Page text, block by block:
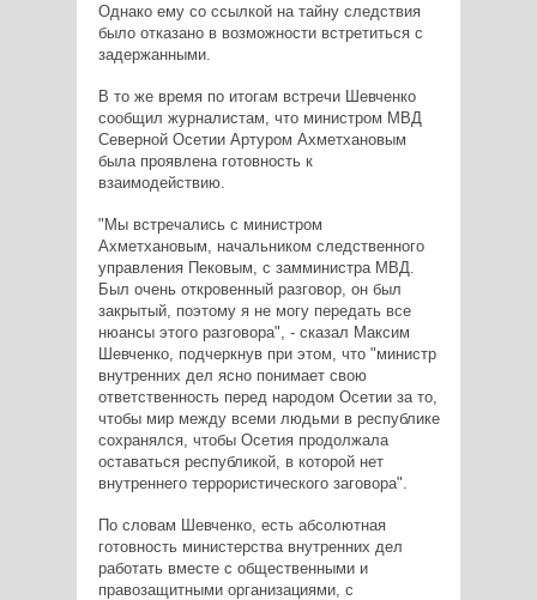
Однако ему со ссылкой на тайну следствия
было отказано в возможности встретиться с
задержанными.
В то же время по итогам встречи Шевченко
сообщил журналистам, что министром МВД
Северной Осетии Артуром Ахметхановым
была проявлена готовность к
взаимодействию.
"Мы встречались с министром
Ахметхановым, начальником следственного
управления Пековым, с замминистра МВД.
Был очень откровенный разговор, он был
закрытый, поэтому я не могу передать все
нюансы этого разговора", - сказал Максим
Шевченко, подчеркнув при этом, что "министр
внутренних дел ясно понимает свою
ответственность перед народом Осетии за то,
чтобы мир между всеми людьми в республике
сохранялся, чтобы Осетия продолжала
оставаться республикой, в которой нет
внутреннего террористического заговора".
По словам Шевченко, есть абсолютная
готовность министерства внутренних дел
работать вместе с общественными и
правозащитными организациями, с